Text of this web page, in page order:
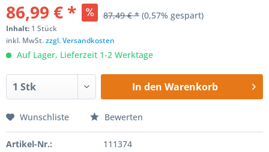
86,99 € * 87,49 € * (0,57% gespart)
Inhalt: 1 Stück
inkl. MwSt.zzgl. Versandkosten
Auf Lager, Lieferzeit 1-2 Werktage
In den Warenkorb
Wunschliste Bewerten
Artikel-Nr.:
111374